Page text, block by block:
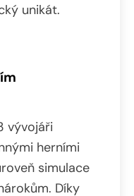
unikát.
vývojáři
herními
simulace
Díky